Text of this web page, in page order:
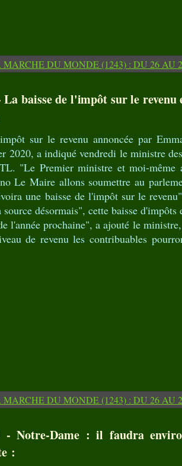
La baisse de l'impôt sur le
sur le revenu annoncée par
2020, a indiqué vendredi le ministre
"Le Premier ministre et moi-
Le Maire allons soumettre au
une baisse de l'impôt sur le
désormais", cette baisse d'impôts
l'année prochaine", a ajouté le
de revenu les contribuables
- Notre-Dame : il faudra
: